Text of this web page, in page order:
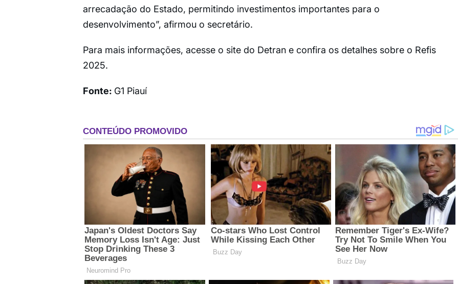
arrecadação do Estado, permitindo investimentos importantes para o
desenvolvimento”, afirmou o secretário.
Para mais informações, acesse o site do Detran e confira os detalhes sobre o Refis
2025.
Fonte: G1 Piauí